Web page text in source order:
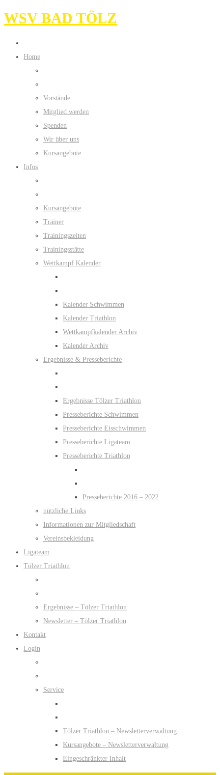
WSV BAD TÖLZ
Home
Vorstände
Mitglied werden
Spenden
Wir über uns
Kursangebote
Infos
Kursangebote
Trainer
Trainingszeiten
Trainingsstätte
Wettkampf Kalender
Kalender Schwimmen
Kalender Triathlon
Wettkampfkalender Archiv
Kalender Archiv
Ergebnisse & Presseberichte
Ergebnisse Tölzer Triathlon
Presseberichte Schwimmen
Presseberichte Eisschwimmen
Presseberichte Ligateam
Presseberichte Triathlon
Presseberichte 2016 – 2022
nützliche Links
Informationen zur Mitgliedschaft
Vereinsbekleidung
Ligateam
Tölzer Triathlon
Ergebnisse – Tölzer Triathlon
Newsletter – Tölzer Triathlon
Kontakt
Login
Service
Tölzer Triathlon – Newsletterverwaltung
Kursangebote – Newsletterverwaltung
Eingeschränkter Inhalt